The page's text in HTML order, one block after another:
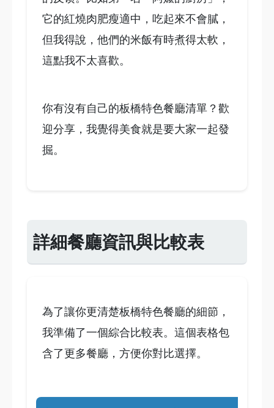
它的紅燒肉肥瘦適中，吃起來不會膩，
但我得說，他們的米飯有時煮得太軟，
這點我不太喜歡。
你有沒有自己的板橋特色餐廳清單？歡
迎分享，我覺得美食就是要大家一起發
掘。
詳細餐廳資訊與比較表
為了讓你更清楚板橋特色餐廳的細節，
我準備了一個綜合比較表。這個表格包
含了更多餐廳，方便你對比選擇。